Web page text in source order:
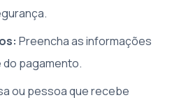
Preencha as informações
do pagamento.
ou pessoa que recebe